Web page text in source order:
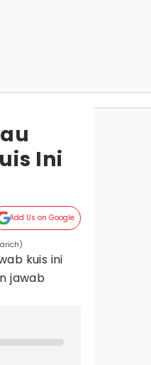
Ini
Add Us on Google
kuis ini
jawab